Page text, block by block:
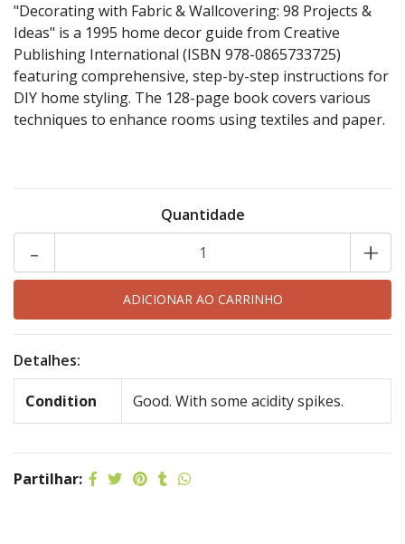
"Decorating with Fabric & Wallcovering: 98 Projects &
Ideas" is a 1995 home decor guide from Creative
Publishing International (ISBN 978-0865733725)
featuring comprehensive, step-by-step instructions for
DIY home styling. The 128-page book covers various
techniques to enhance rooms using textiles and paper.
Quantidade
+
-
Detalhes:
Condition Good. With some acidity spikes.
Partilhar: